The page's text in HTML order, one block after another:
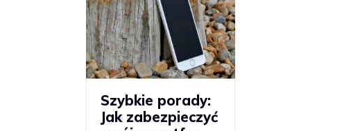
Szybkie porady:
Jak zabezpieczyć